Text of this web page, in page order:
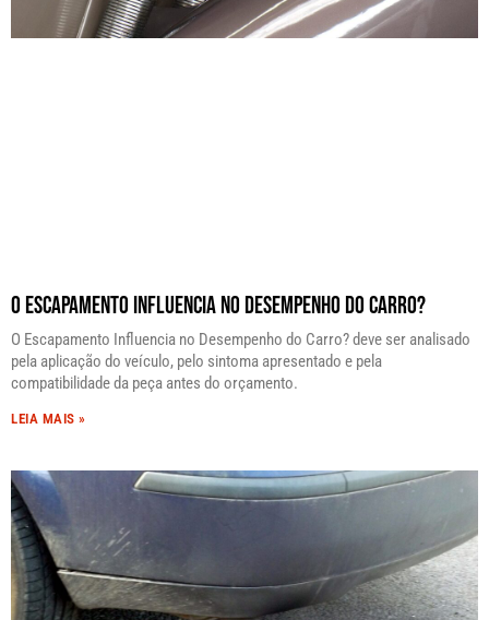
O Escapamento Influencia no Desempenho do Carro?
O Escapamento Influencia no Desempenho do Carro? deve ser analisado
pela aplicação do veículo, pelo sintoma apresentado e pela
compatibilidade da peça antes do orçamento.
LEIA MAIS »